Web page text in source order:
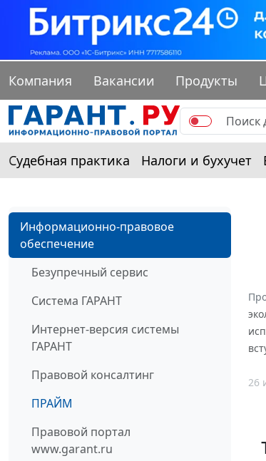
Компания Вакансии Продукты
Судебная практика Налоги и бухучет
Информационно-правовое
обеспечение
Безупречный сервис
Система ГАРАНТ
Интернет-версия системы
ГАРАНТ
Правовой консалтинг
ПРАЙМ
Правовой портал
www.garant.ru
26